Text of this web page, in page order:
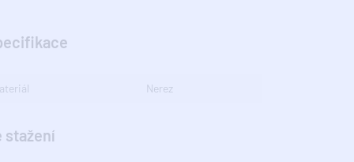
Nerez
stažení